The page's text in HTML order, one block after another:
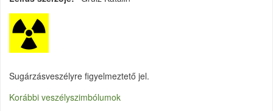
Sugárzásveszélyre figyelmeztető jel.
Korábbi veszélyszimbólumok